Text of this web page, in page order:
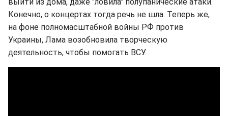
Конечно, о концертах тогда речь не шла. Теперь же,
на фоне полномасштабной войны РФ против
Украины, Лама возобновила творческую
деятельность, чтобы помогать ВСУ.